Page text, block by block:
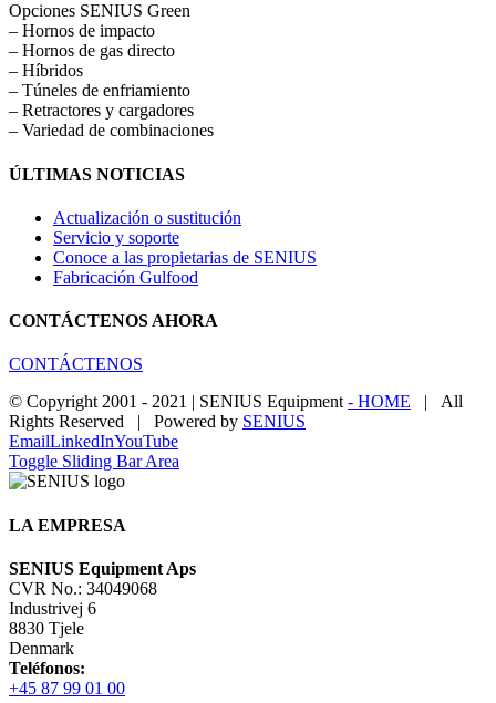
Opciones SENIUS Green
– Hornos de impacto
– Hornos de gas directo
– Híbridos
– Túneles de enfriamiento
– Retractores y cargadores
– Variedad de combinaciones
ÚLTIMAS NOTICIAS
Actualización o sustitución
Servicio y soporte
Conoce a las propietarias de SENIUS
Fabricación Gulfood
CONTÁCTENOS AHORA
CONTÁCTENOS
© Copyright 2001 - 2021 | SENIUS Equipment- HOME | All
Rights Reserved | Powered by SENIUS
EmailLinkedInYouTube
Toggle Sliding Bar Area
LA EMPRESA
SENIUS Equipment Aps
CVR No.: 34049068
Industrivej 6
8830 Tjele
Denmark
Teléfonos:
+45 87 99 01 00